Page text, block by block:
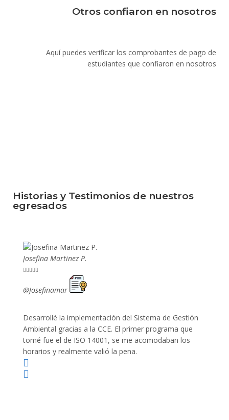
Otros confiaron en nosotros
Aquí puedes verificar los comprobantes de pago de
estudiantes que confiaron en nosotros
Historias y Testimonios de nuestros
egresados
Josefina Martinez P.

@Josefinamar
Desarrollé la implementación del Sistema de Gestión
Ambiental gracias a la CCE. El primer programa que
tomé fue el de ISO 14001, se me acomodaban los
horarios y realmente valió la pena.